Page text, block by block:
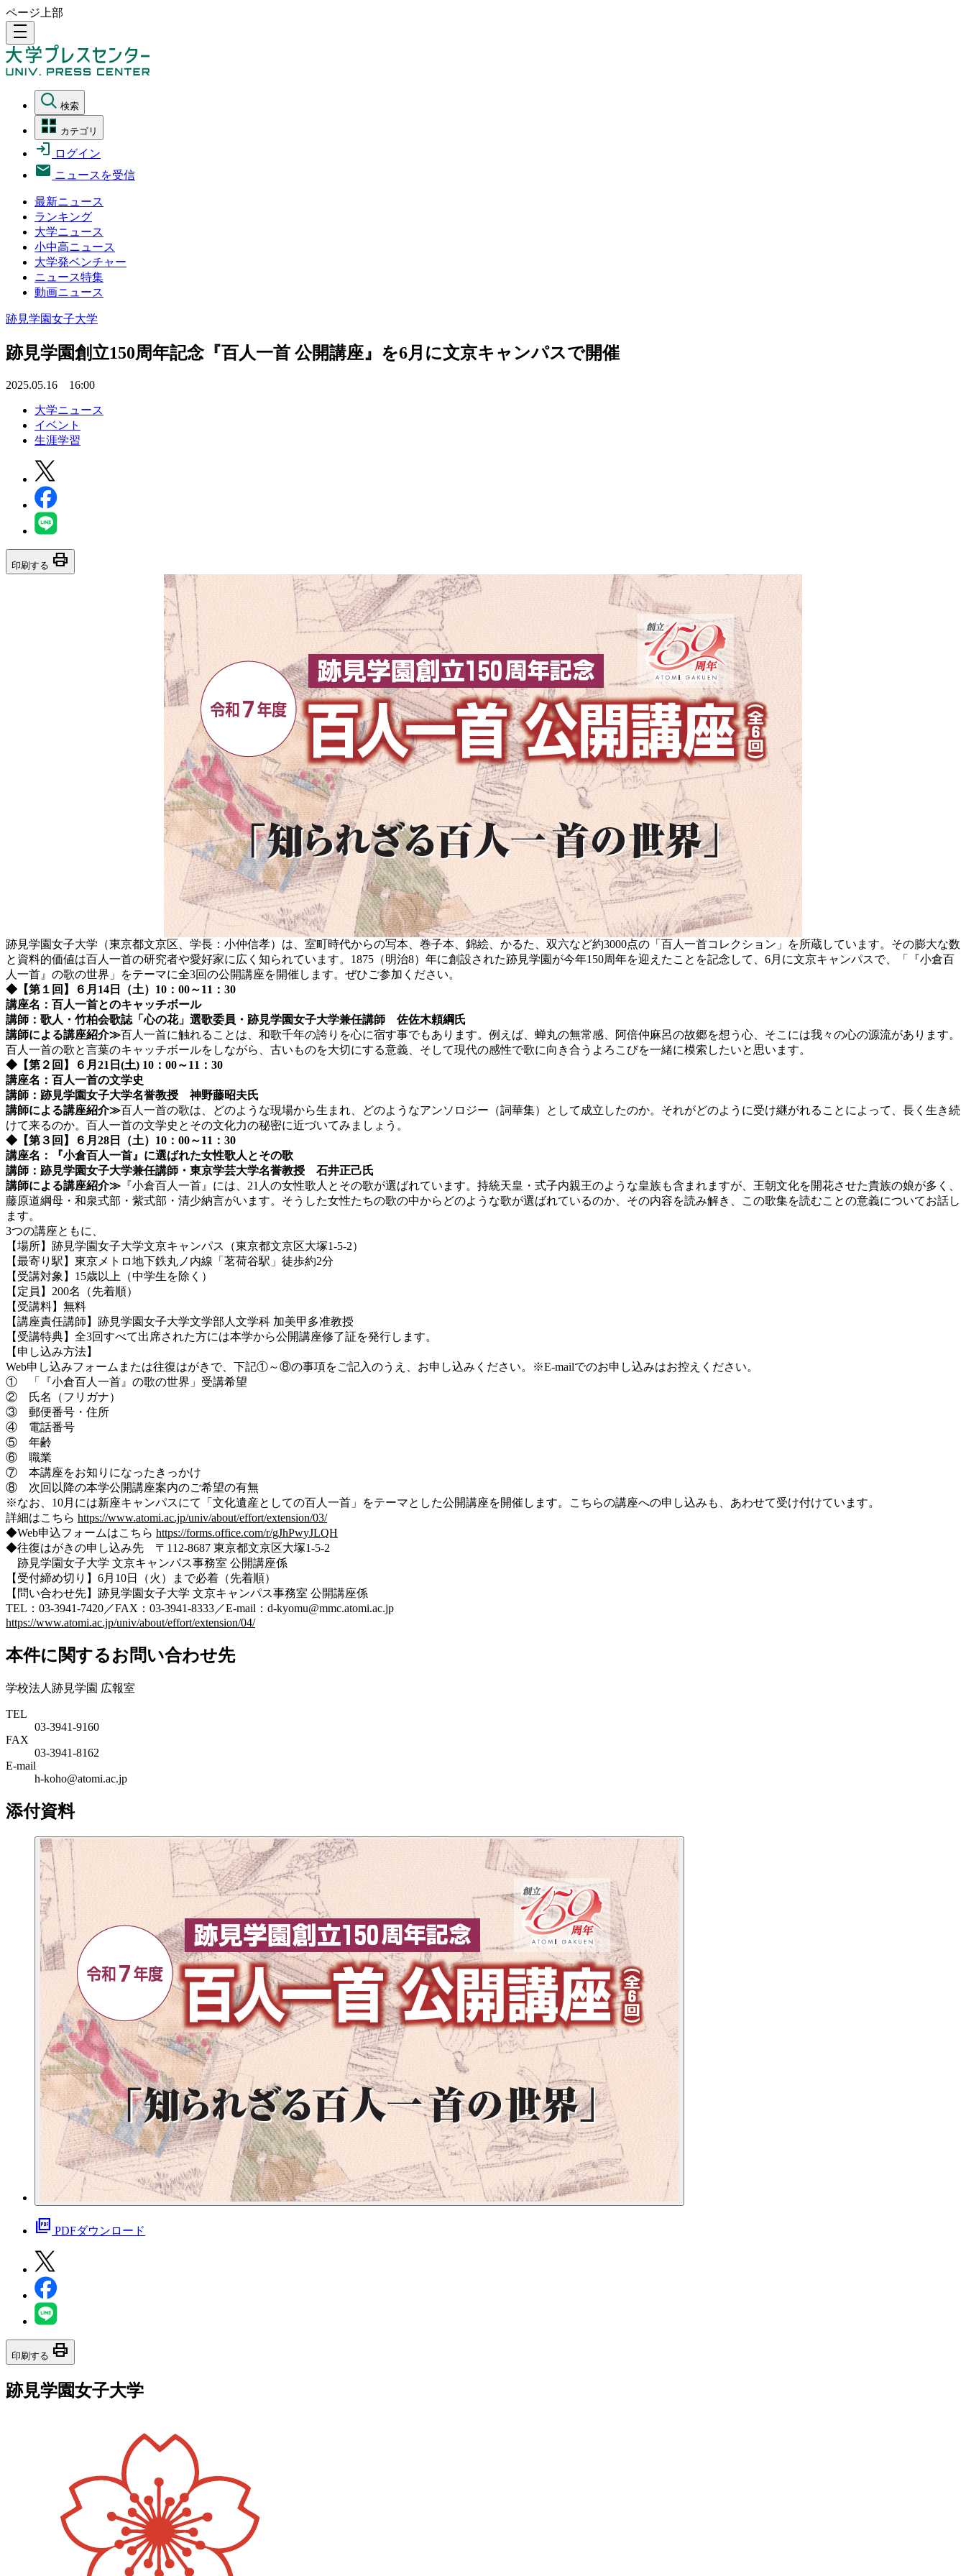
ページ上部
density_medium
検索
カテゴリ
ログイン
ニュースを受信
最新ニュース
ランキング
大学ニュース
小中高ニュース
大学発ベンチャー
ニュース特集
動画ニュース
跡見学園女子大学
跡見学園創立150周年記念『百人一首 公開講座』を6月に文京キャンパスで開催
2025.05.16 16:00
大学ニュース
イベント
生涯学習
印刷する print
跡見学園女子大学（東京都文京区、学長：小仲信孝）は、室町時代からの写本、巻子本、錦絵、かるた、双六など約3000点の「百人一首コレクション」を所蔵しています。その膨大な数
と資料的価値は百人一首の研究者や愛好家に広く知られています。1875（明治8）年に創設された跡見学園が今年150周年を迎えたことを記念して、6月に文京キャンパスで、「『小倉百
人一首』の歌の世界」をテーマに全3回の公開講座を開催します。ぜひご参加ください。
◆【第１回】６月14日（土）10：00～11：30
講座名：百人一首とのキャッチボール
講師：歌人・竹柏会歌誌「心の花」選歌委員・跡見学園女子大学兼任講師 佐佐木頼綱氏
講師による講座紹介≫百人一首に触れることは、和歌千年の誇りを心に宿す事でもあります。例えば、蝉丸の無常感、阿倍仲麻呂の故郷を想う心、そこには我々の心の源流があります。
百人一首の歌と言葉のキャッチボールをしながら、古いものを大切にする意義、そして現代の感性で歌に向き合うよろこびを一緒に模索したいと思います。
◆【第２回】６月21日(土) 10：00～11：30
講座名：百人一首の文学史
講師：跡見学園女子大学名誉教授 神野藤昭夫氏
講師による講座紹介≫百人一首の歌は、どのような現場から生まれ、どのようなアンソロジー（詞華集）として成立したのか。それがどのように受け継がれることによって、長く生き続
けて来るのか。百人一首の文学史とその文化力の秘密に近づいてみましょう。
◆【第３回】６月28日（土）10：00～11：30
講座名：『小倉百人一首』に選ばれた女性歌人とその歌
講師：跡見学園女子大学兼任講師・東京学芸大学名誉教授 石井正己氏
講師による講座紹介≫ 『小倉百人一首』には、21人の女性歌人とその歌が選ばれています。持統天皇・式子内親王のような皇族も含まれますが、王朝文化を開花させた貴族の娘が多く、
藤原道綱母・和泉式部・紫式部・清少納言がいます。そうした女性たちの歌の中からどのような歌が選ばれているのか、その内容を読み解き、この歌集を読むことの意義についてお話し
ます。
3つの講座ともに、
【場所】跡見学園女子大学文京キャンパス（東京都文京区大塚1-5-2）
【最寄り駅】東京メトロ地下鉄丸ノ内線「茗荷谷駅」徒歩約2分
【受講対象】15歳以上（中学生を除く）
【定員】200名（先着順）
【受講料】無料
【講座責任講師】跡見学園女子大学文学部人文学科 加美甲多准教授
【受講特典】全3回すべて出席された方には本学から公開講座修了証を発行します。
【申し込み方法】
Web申し込みフォームまたは往復はがきで、下記①～⑧の事項をご記入のうえ、お申し込みください。※E-mailでのお申し込みはお控えください。
① 「『小倉百人一首』の歌の世界」受講希望
② 氏名（フリガナ）
③ 郵便番号・住所
④ 電話番号
⑤ 年齢
⑥ 職業
⑦ 本講座をお知りになったきっかけ
⑧ 次回以降の本学公開講座案内のご希望の有無
※なお、10月には新座キャンパスにて「文化遺産としての百人一首」をテーマとした公開講座を開催します。こちらの講座への申し込みも、あわせて受け付けています。
詳細はこちら https://www.atomi.ac.jp/univ/about/effort/extension/03/
◆Web申込フォームはこちら https://forms.office.com/r/gJhPwyJLQH
◆往復はがきの申し込み先 〒112-8687 東京都文京区大塚1-5-2
跡見学園女子大学 文京キャンパス事務室 公開講座係
【受付締め切り】6月10日（火）まで必着（先着順）
【問い合わせ先】跡見学園女子大学 文京キャンパス事務室 公開講座係
TEL：03-3941-7420／FAX：03-3941-8333／E-mail：d-kyomu@mmc.atomi.ac.jp
https://www.atomi.ac.jp/univ/about/effort/extension/04/
本件に関するお問い合わせ先
学校法人跡見学園 広報室
TEL
03-3941-9160
FAX
03-3941-8162
E-mail
h-koho@atomi.ac.jp
添付資料
picture_as_pdf PDFダウンロード
印刷する print
跡見学園女子大学